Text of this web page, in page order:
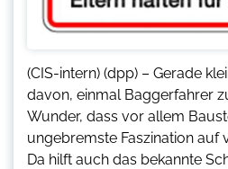
(CIS-intern) (dpp) – Gerade
davon, einmal Baggerfahrer
Wunder, dass vor allem
ungebremste Faszination auf
Da hilft auch das bekannte